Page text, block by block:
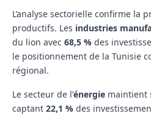
L’analyse sectorielle confirme la
productifs. Les industries
du lion avec 68,5 % des
le positionnement de la Tunisie
régional.
Le secteur de l’énergie maintient
captant 22,1 % des